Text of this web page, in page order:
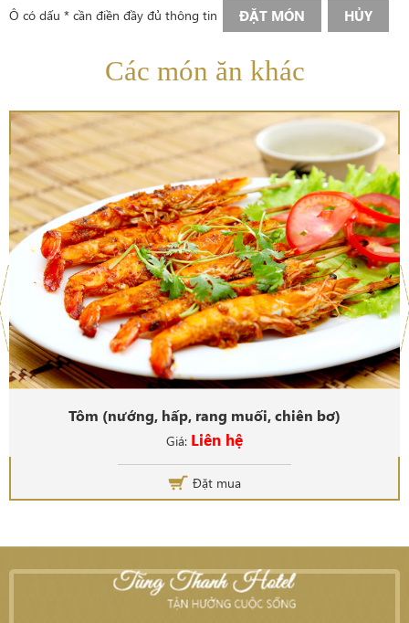
Ô có dấu * cần điền đầy đủ thông tin ĐẶT MÓN HỦY
Các món ăn khác
Tôm (nướng, hấp, rang muối, chiên bơ)
Giá: Liên hệ
Đặt mua